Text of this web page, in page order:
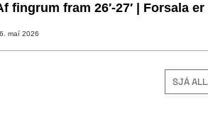
fingrum fram 26′-27′ | Forsala
maí 2026
SJÁ